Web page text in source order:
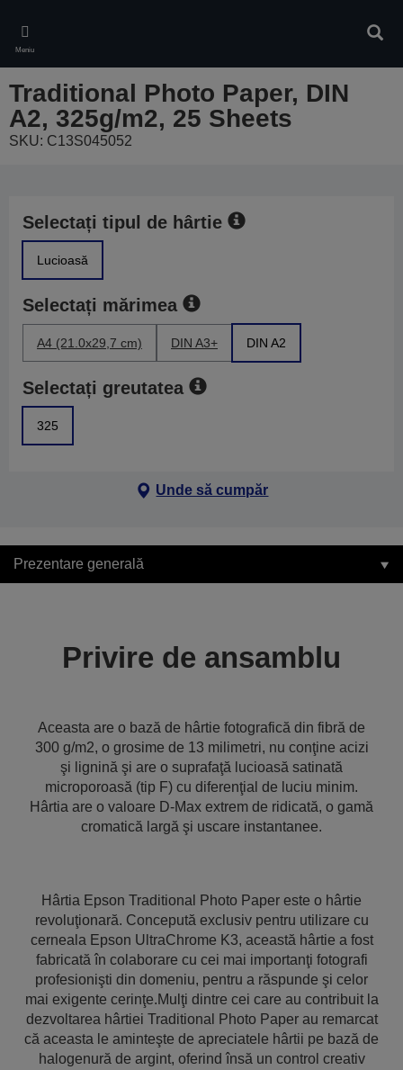
main
content
Meniu
Traditional Photo Paper, DIN
A2, 325g/m2, 25 Sheets
SKU: C13S045052
Selectați tipul de hârtie
Lucioasă
Selectați mărimea
A4 (21.0x29,7 cm) DIN A3+ DIN A2
Selectați greutatea
325
Unde să cumpăr
Prezentare generală
Privire de ansamblu
Aceasta are o bază de hârtie fotografică din fibră de
300 g/m2, o grosime de 13 milimetri, nu conţine acizi
şi lignină şi are o suprafaţă lucioasă satinată
microporoasă (tip F) cu diferenţial de luciu minim.
Hârtia are o valoare D-Max extrem de ridicată, o gamă
cromatică largă şi uscare instantanee.
Hârtia Epson Traditional Photo Paper este o hârtie
revoluţionară. Concepută exclusiv pentru utilizare cu
cerneala Epson UltraChrome K3, această hârtie a fost
fabricată în colaborare cu cei mai importanţi fotografi
profesionişti din domeniu, pentru a răspunde şi celor
mai exigente cerinţe.Mulţi dintre cei care au contribuit la
dezvoltarea hârtiei Traditional Photo Paper au remarcat
că aceasta le aminteşte de apreciatele hârtii pe bază de
halogenură de argint, oferind însă un control creativ